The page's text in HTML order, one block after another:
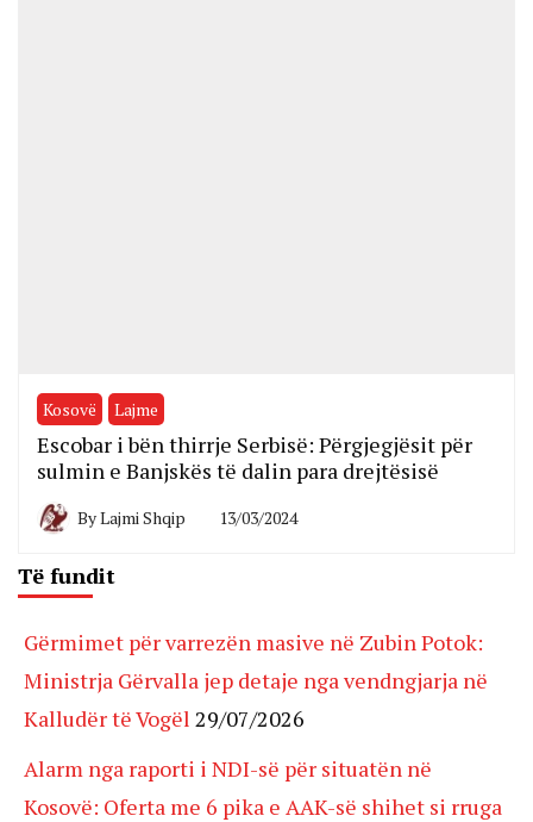
Kosovë Lajme
Escobar i bën thirrje Serbisë: Përgjegjësit për
sulmin e Banjskës të dalin para drejtësisë
ByLajmi Shqip 13/03/2024
Të fundit
Gërmimet për varrezën masive në Zubin Potok:
Ministrja Gërvalla jep detaje nga vendngjarja në
Kalludër të Vogël 29/07/2026
Alarm nga raporti i NDI-së për situatën në
Kosovë: Oferta me 6 pika e AAK-së shihet si rruga